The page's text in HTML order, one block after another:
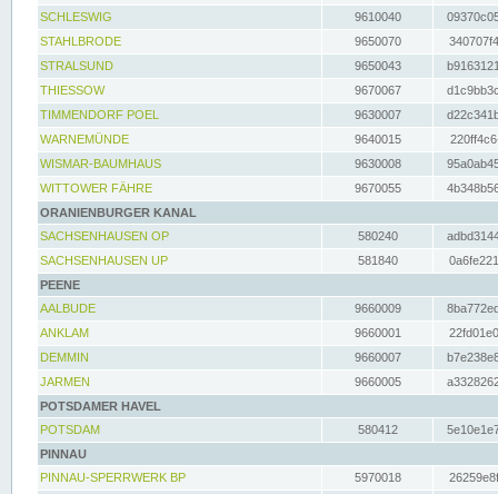
SCHLESWIG
9610040
STAHLBRODE
9650070
STRALSUND
9650043
THIESSOW
9670067
TIMMENDORF POEL
9630007
WARNEMÜNDE
9640015
WISMAR-BAUMHAUS
9630008
WITTOWER FÄHRE
9670055
ORANIENBURGER KANAL
SACHSENHAUSEN OP
580240
SACHSENHAUSEN UP
581840
PEENE
AALBUDE
9660009
ANKLAM
9660001
DEMMIN
9660007
JARMEN
9660005
POTSDAMER HAVEL
POTSDAM
580412
PINNAU
PINNAU-SPERRWERK BP
5970018